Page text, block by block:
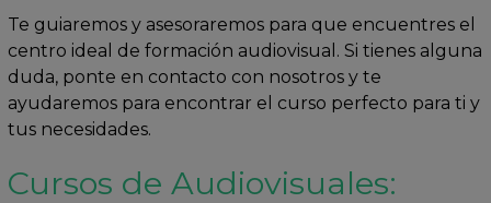
Te guiaremos y asesoraremos para que encuentres el
centro ideal de formación audiovisual. Si tienes alguna
duda, ponte en contacto con nosotros y te
ayudaremos para encontrar el curso perfecto para ti y
tus necesidades.
Cursos de Audiovisuales: